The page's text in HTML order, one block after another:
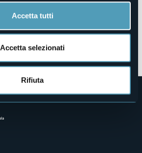
Accetta tutti
Accetta selezionati
Rifiuta